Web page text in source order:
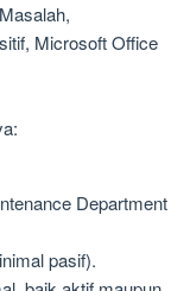
Microsoft Office
Department
pasif).